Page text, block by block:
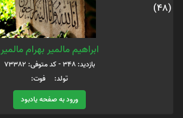
(48)
ابراهیم مالمیر بهرام مالمیر
بازدید: 348 - کد متوفی: 73382
تولد: فوت:
ورود به صفحه یادبود